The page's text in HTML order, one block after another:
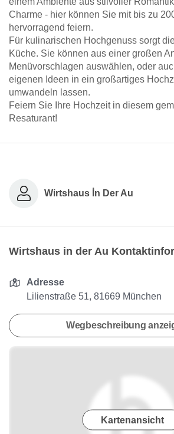
Charme - hier können Sie mit bis zu
hervorragend feiern.
Für kulinarischen Hochgenuss sorgt
Küche. Sie können aus einer großen
Menüvorschlagen auswählen, oder
eigenen Ideen in ein großartiges
umwandeln lassen.
Feiern Sie Ihre Hochzeit in diesem
Resaturant!
Wirtshaus İn Der Au
Wirtshaus in der Au
Adresse
Lilienstraße 51, 81669 München
Wegbeschreibung
Kartenansicht